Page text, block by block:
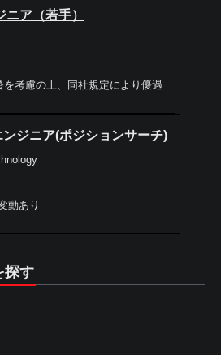
ニア（若手）
考慮の上、同社規定により優遇
ンジニア(ポジションサーチ)
動あり
探す